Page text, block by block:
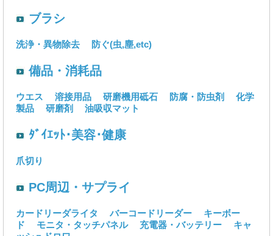
ブラシ
洗浄・異物除去 防ぐ(虫,塵,etc)
備品・消耗品
ウエス 溶接用品 研磨機用砥石 防腐・防虫剤
化学
製品
研磨剤 油吸収マット
ﾀﾞｲｴｯﾄ･美容･健康
爪切り
PC周辺・サプライ
カードリーダライタ バーコードリーダー
キーボー
ド
モニタ・タッチパネル 充電器・バッテリー
キャ